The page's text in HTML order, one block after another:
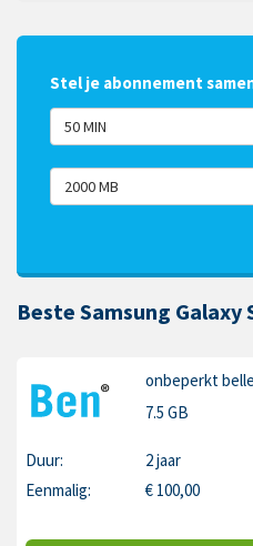
Stel je abonnement
50 MIN
2000 MB
Beste Samsung Galaxy
onbeperkt
7.5 GB
Duur:
2 jaar
Eenmalig:
€ 100,00